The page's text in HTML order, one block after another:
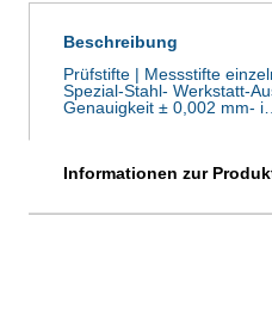
Beschreibung
Prüfstifte | Messstifte
Spezial-Stahl- Werkstatt-
Genauigkeit ± 0,002 mm-
Informationen zur